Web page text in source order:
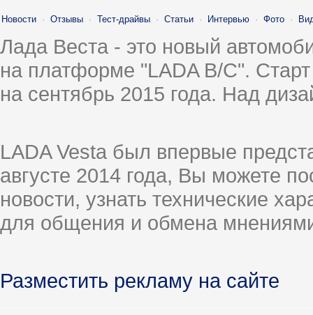
Новости · Отзывы · Тест-драйвы · Статьи · Интервью · Фото ·
Лада Веста - это новый
на платформе "LADA B/C".
на сентябрь 2015 года. Над
LADA Vesta был впервые
августе 2014 года, Вы можете
новости, узнать технические
для общения и обмена
Разместить рекламу на сайте